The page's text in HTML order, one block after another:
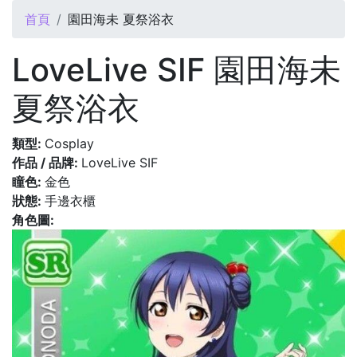
您在這裡
首頁 園田海未 夏祭浴衣
LoveLive SIF 園田海未
夏祭浴衣
類型: Cosplay
作品 / 品牌: LoveLive SIF
瞳色: 金色
狀態: 手邊衣櫃
角色圖: